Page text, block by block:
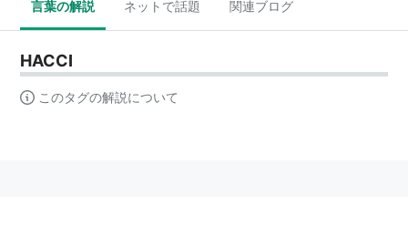
言葉の解説 ネットで話題 関連ブログ
HACCI
このタグの解説について